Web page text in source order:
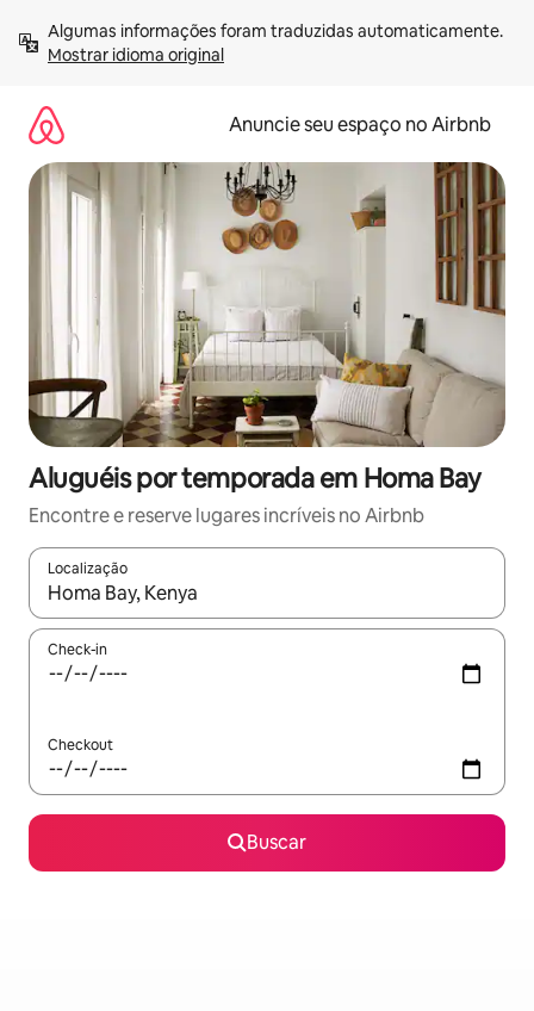
para
Mostrar idioma original
Anuncie seu espaço no Airbnb
Aluguéis por temporada em Homa Bay
Encontre e reserve lugares incríveis no Airbnb
Localização
Quando os resultados estiverem disponíveis, explore-os
Check-in
Checkout
Buscar